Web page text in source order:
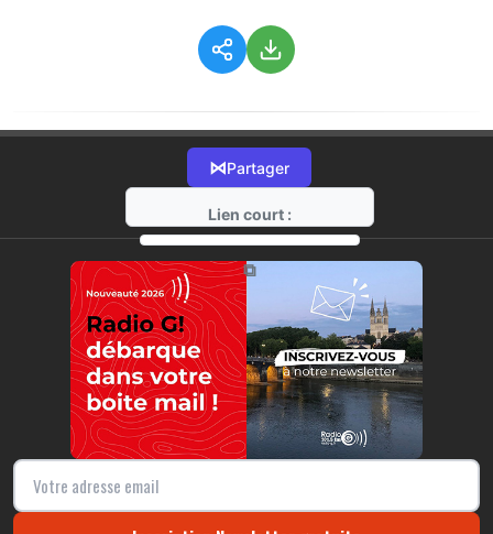
⋈Partager
Lien court :
https://radio-g.fr?15706
⧉